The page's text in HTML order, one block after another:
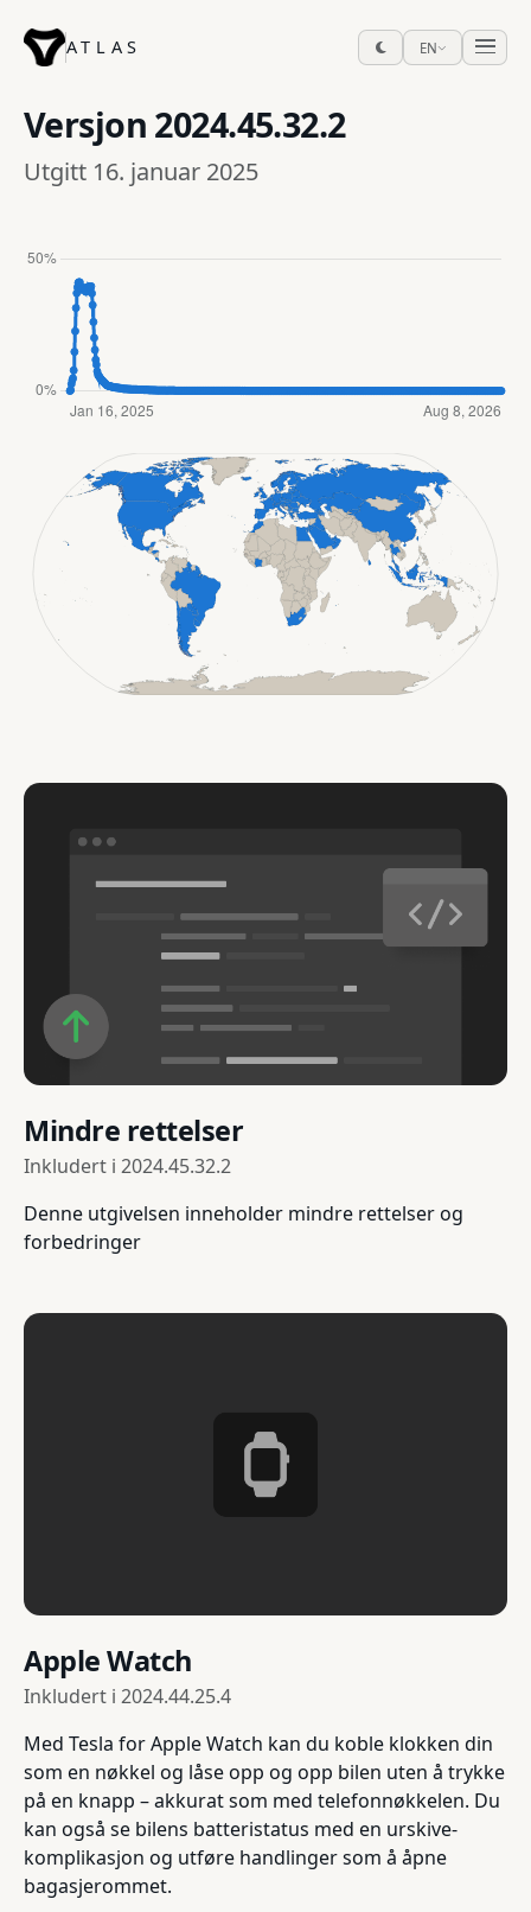
ATLAS EN
Versjon 2024.45.32.2
Utgitt 16. januar 2025
Mindre rettelser
Inkludert i 2024.45.32.2
Denne utgivelsen inneholder mindre rettelser og
forbedringer
Apple Watch
Inkludert i 2024.44.25.4
Med Tesla for Apple Watch kan du koble klokken din
som en nøkkel og låse opp og opp bilen uten å trykke
på en knapp – akkurat som med telefonnøkkelen. Du
kan også se bilens batteristatus med en urskive-
komplikasjon og utføre handlinger som å åpne
bagasjerommet.